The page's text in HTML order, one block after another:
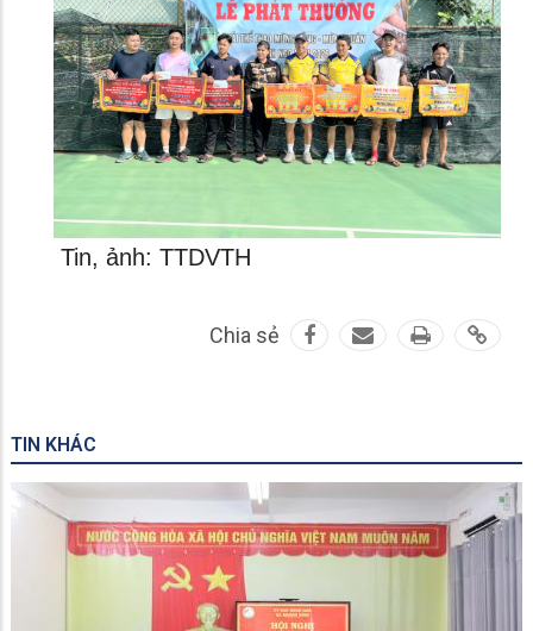
Tin, ảnh: TTDVTH
Chia sẻ
TIN KHÁC